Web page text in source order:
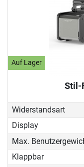
Auf Lager
Stil-
Widerstandsart
Display
Max.
Klappbar